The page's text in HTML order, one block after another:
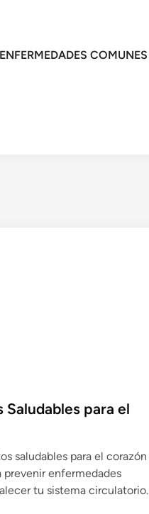
ENFERMEDADES COMUNES
para el
saludables para el corazón
prevenir enfermedades
tu sistema circulatorio.